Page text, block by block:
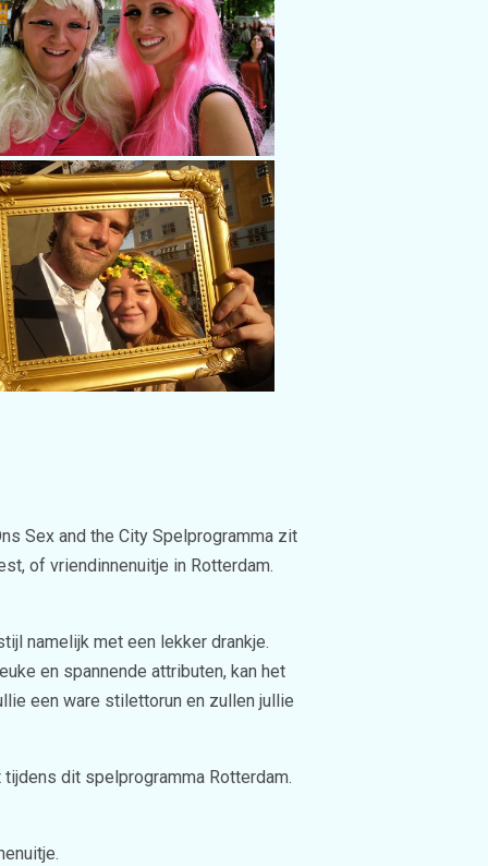
Sex and the City Spelprogramma zit
of vriendinnenuitje in Rotterdam.
namelijk met een lekker drankje.
en spannende attributen, kan het
een ware stilettorun en zullen jullie
dit spelprogramma Rotterdam.